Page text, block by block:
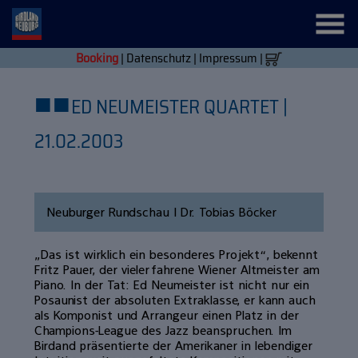
Booking| Datenschutz| Impressum |
■■ED NEUMEISTER QUARTET |
21.02.2003
Neuburger Rundschau | Dr. Tobias Böcker
„Das ist wirklich ein besonderes Projekt“, bekennt
Fritz Pauer, der vielerfahrene Wiener Altmeister am
Piano. In der Tat: Ed Neumeister ist nicht nur ein
Posaunist der absoluten Extraklasse, er kann auch
als Komponist und Arrangeur einen Platz in der
Champions-League des Jazz beanspruchen. Im
Birdand präsentierte der Amerikaner in lebendiger